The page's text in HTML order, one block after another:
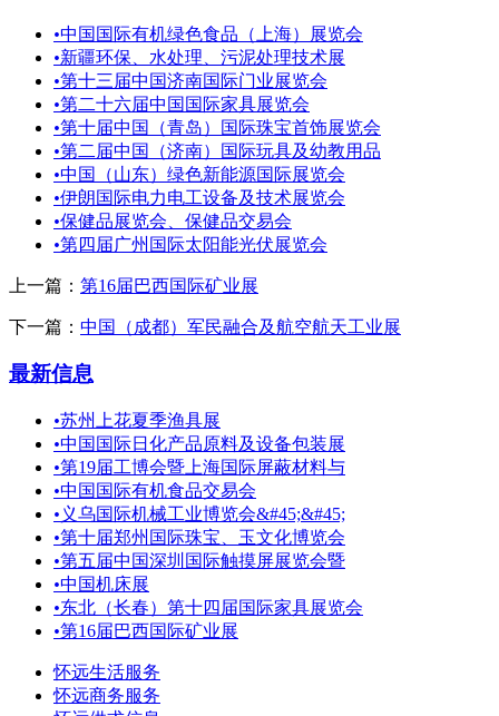
•中国国际有机绿色食品（上海）展览会
•新疆环保、水处理、污泥处理技术展
•第十三届中国济南国际门业展览会
•第二十六届中国国际家具展览会
•第十届中国（青岛）国际珠宝首饰展览会
•第二届中国（济南）国际玩具及幼教用品
•中国（山东）绿色新能源国际展览会
•伊朗国际电力电工设备及技术展览会
•保健品展览会、保健品交易会
•第四届广州国际太阳能光伏展览会
上一篇： 第16届巴西国际矿业展
下一篇： 中国（成都）军民融合及航空航天工业展
最新信息
•苏州上花夏季渔具展
•中国国际日化产品原料及设备包装展
•第19届工博会暨上海国际屏蔽材料与
•中国国际有机食品交易会
• 义乌国际机械工业博览会&#45;&#45;
•第十届郑州国际珠宝、玉文化博览会
•第五届中国深圳国际触摸屏展览会暨
•中国机床展
•东北（长春）第十四届国际家具展览会
•第16届巴西国际矿业展
怀远生活服务
怀远商务服务